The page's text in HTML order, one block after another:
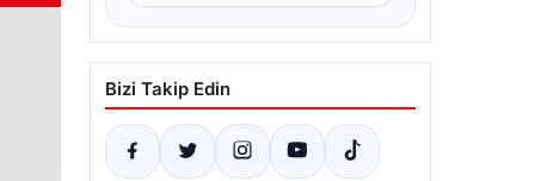
Bizi Takip Edin